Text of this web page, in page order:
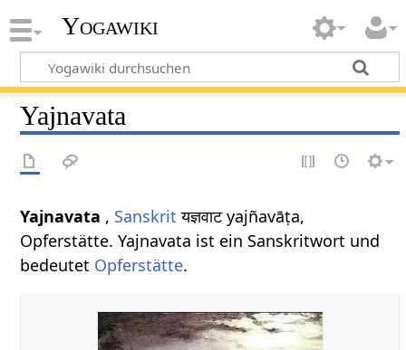
Yogawiki
Yajnavata
Yajnavata , Sanskrit यज्ञवाट yajñavāṭa,
Opferstätte. Yajnavata ist ein Sanskritwort und
bedeutet Opferstätte.